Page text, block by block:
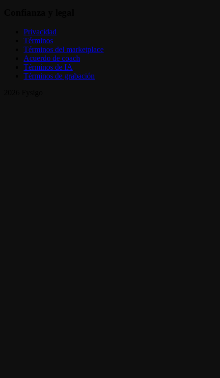
Privacidad
Términos
Términos del marketplace
Acuerdo de coach
Términos de IA
Términos de grabación